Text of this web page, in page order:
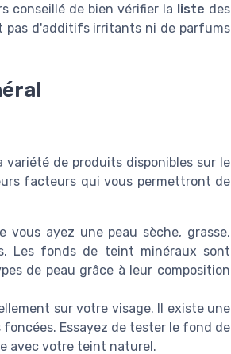
conseillé de bien vérifier la liste des
pas d'additifs irritants ni de parfums
de produits disponibles sur le
facteurs qui vous permettront de
ayez une peau sèche, grasse,
Les fonds de teint minéraux sont
de peau grâce à leur composition
sur votre visage. Il existe une
Essayez de tester le fond de
avec votre teint naturel.